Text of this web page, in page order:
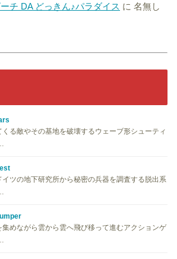
チ DA どっきん♪パラダイス に 名無し
くる敵やその基地を破壊するウェーブ形シューティ
イツの地下研究所から秘密の兵器を調査する脱出系
集めながら雲から雲へ飛び移って進むアクションゲ